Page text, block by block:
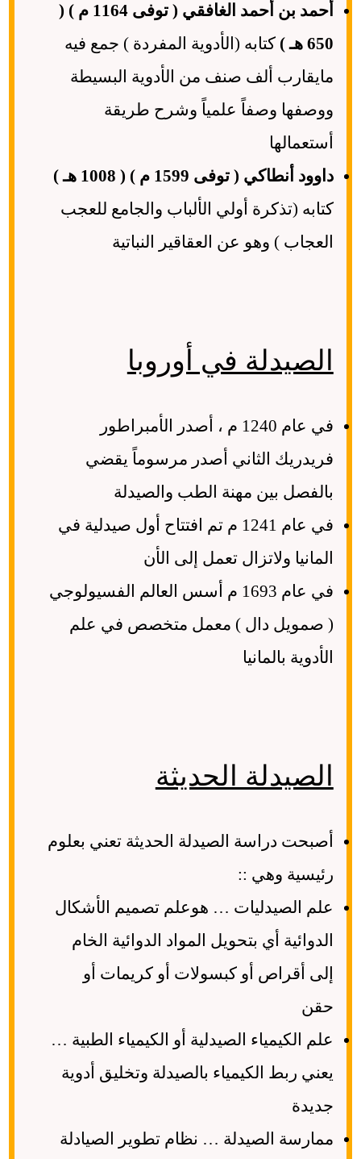
أحمد بن أحمد الغافقي ( توفى 1164 م ) (
650 هـ )
كتابه (الأدوية المفردة ) جمع فيه
مايقارب ألف صنف من الأدوية البسيطة
ووصفها وصفاً علمياً وشرح طريقة
أستعمالها
داوود أنطاكي ( توفى 1599 م ) ( 1008 هـ )
كتابه (تذكرة أولي الألباب والجامع للعجب
العجاب ) وهو عن العقاقير النباتية
الصيدلة في أوروبا
في عام 1240 م ، أصدر الأمبراطور
فريدريك الثاني أصدر مرسوماً يقضي
بالفصل بين مهنة الطب والصيدلة
في عام 1241 م تم افتتاح أول صيدلية في
المانيا ولاتزال تعمل إلى الأن
في عام 1693 م أسس العالم الفسيولوجي
( صمويل دال ) معمل متخصص في علم
الأدوية بالمانيا
الصيدلة الحديثة
أصبحت دراسة الصيدلة الحديثة تعني بعلوم
رئيسية وهي ::
علم الصيدليات … هوعلم تصميم الأشكال
الدوائية أي بتحويل المواد الدوائية الخام
إلى أقراص أو كبسولات أو كريمات أو
حقن
علم الكيمياء الصيدلية أو الكيمياء الطبية …
يعني ربط الكيمياء بالصيدلة وتخليق أدوية
جديدة
ممارسة الصيدلة … نظام تطوير الصيادلة